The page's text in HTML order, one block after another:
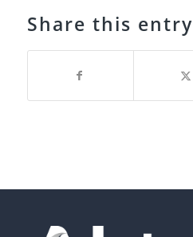
Share this entry